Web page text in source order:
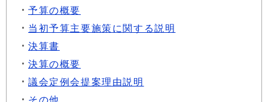
予算の概要
当初予算主要施策に関する説明
決算書
決算の概要
議会定例会提案理由説明